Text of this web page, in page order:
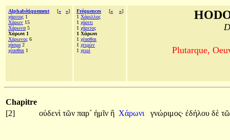
Alphabétiquement [« »]
χάριτος 1
Χάρων 15
Χάρωνα 5
Χάρωνι 1
Χάρωνος 6
χάσμα 2
χέασθαι 1
Fréquences [« »]
1 Χάριλλος
1 χάριτι
1 χάριτος
1 Χάρωνι
1 χέασθαι
1 χειμὼν
1 χειρὶ Plutarque,
Chapitre
[2]
οὐδενὶ τῶν παρ´ ἡμῖν ἢ Χάρωνι γνώριμος· ἐδήλου δὲ